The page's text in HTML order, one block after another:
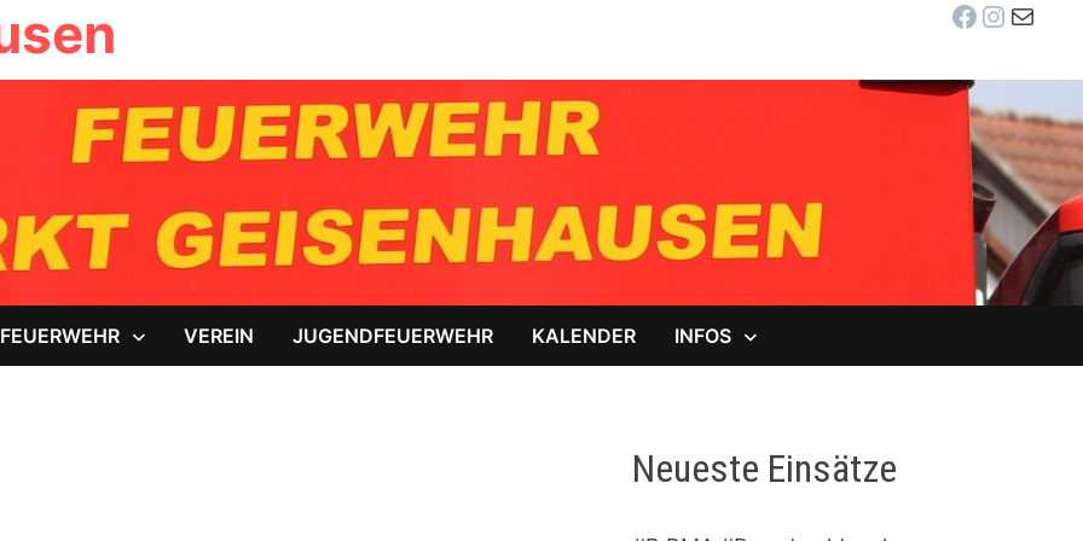
Facebook
E-Mail
FEUERWEHR VEREIN JUGENDFEUERWEHR KALENDER INFOS
Neueste Einsätze